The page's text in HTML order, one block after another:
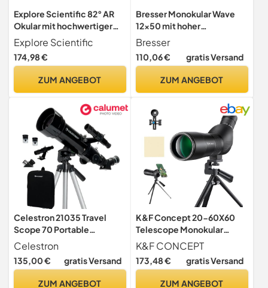
Explore Scientific 82° AR
Okular mit hochwertiger
Mehrschichtvergütung,
wasserdicht mit Schutzgas
gefüllt, 11mm (1.25")
Explore Scientific
174,98 €
ZUM ANGEBOT
Bresser Monokular Wave
12x50 mit hoher
Vergrößerung,
hochwertigen Vergütungen
und exzellentem BaK-4-
Brillenträger geeignet
Bresser
110,06 € gratis Versand
ZUM ANGEBOT
Celestron 21035 Travel
Scope 70 Portable
Refractor Telescope Kit
with Backpack, Black
Celestron
135,00 € gratis Versand
ZUM ANGEBOT
K&F Concept 20-60X60
Telescope Monokular
Fernglas 45° Einstellbares
Hi-Level-Zylinder-
Fernglas zur
K&F CONCEPT
173,48 € gratis Versand
ZUM ANGEBOT